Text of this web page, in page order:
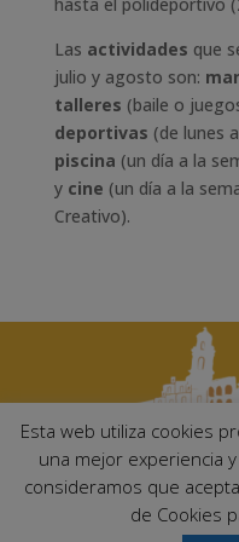
Las actividades que
julio y agosto son:
talleres (baile o
deportivas (de lunes
piscina (un día a la
y cine (un día a la
Creativo).
Ayuntamiento de Palma
14700 –
Esta web utiliza cookies
una mejor experiencia
consideramos que
de Cookies